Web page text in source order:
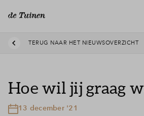
TERUG NAAR HET NIEUWSOVERZICHT
Hoe wil jij graag
13 december '21